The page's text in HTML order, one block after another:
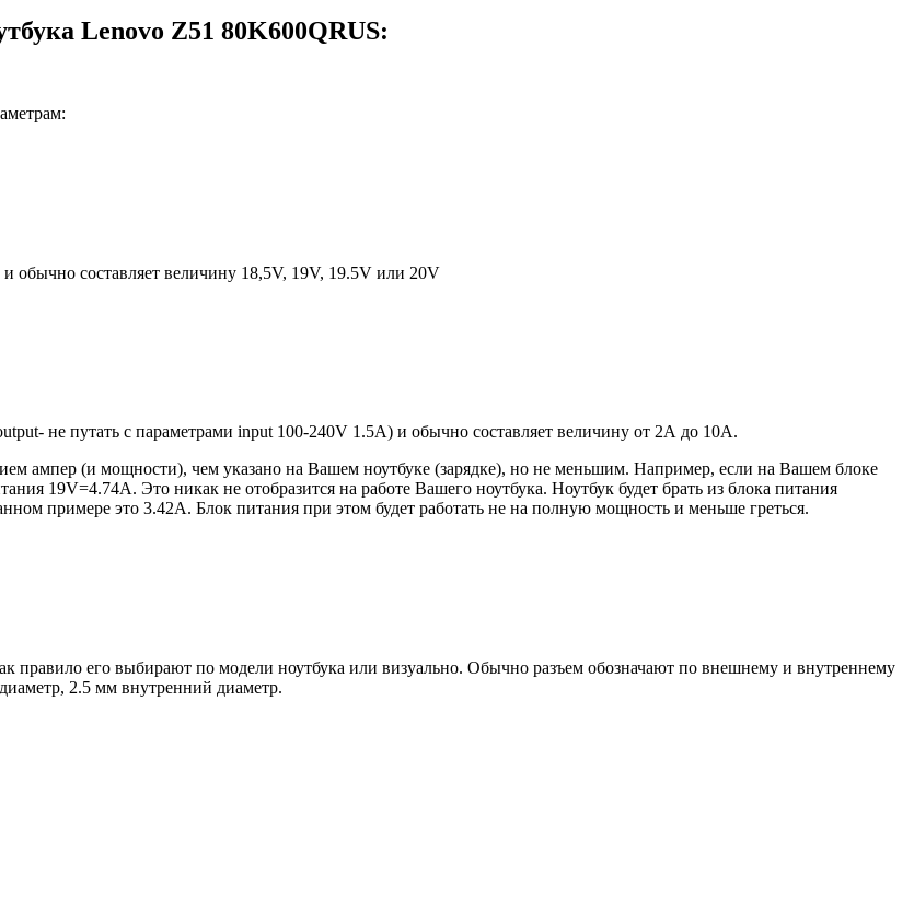
Lenovo Z51 80K600QRUS:
обычно составляет величину 18,5V, 19V, 19.5V или 20V
не путать с параметрами input 100-240V 1.5A) и обычно составляет величину от 2А до 10A.
ампер (и мощности), чем указано на Вашем ноутбуке (зарядке), но не меньшим. Например, если на Вашем блоке
19V=4.74A. Это никак не отобразится на работе Вашего ноутбука. Ноутбук будет брать из блока питания
примере это 3.42А. Блок питания при этом будет работать не на полную мощность и меньше греться.
правило его выбирают по модели ноутбука или визуально. Обычно разъем обозначают по внешнему и внутреннему
2.5 мм внутренний диаметр.